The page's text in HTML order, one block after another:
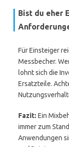
Bist du eher
Für Einsteiger
Messbecher.
lohnt sich die
Ersatzteile.
Fazit: Ein
immer zum
Anwendungen